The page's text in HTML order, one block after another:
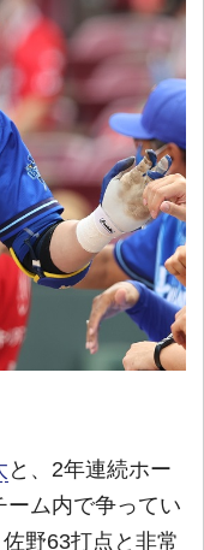
と、2年連続ホー
ーム内で争ってい
野63打点と非常